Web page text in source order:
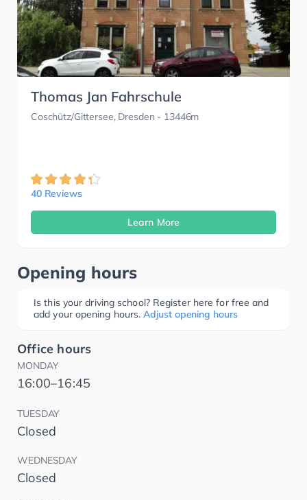
Thomas Jan Fahrschule
Coschütz/Gittersee, Dresden - 13446m
40 Reviews
Learn More
Opening hours
Is this your driving school? Register here for free and
add your opening hours. Adjust opening hours
Office hours
MONDAY
16:00–16:45
TUESDAY
Closed
WEDNESDAY
Closed